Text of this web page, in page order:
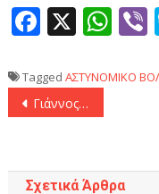
X
Tagged ΑΣΤΥΝΟΜΙΚΟ
Πλοήγηση
Γιάννος Γραμματίδης, τ. πρόεδρος ΟΣΕ: Τα 12 βήματα του «Οδικού Χάρτη» για την ολική ανάταξη του ελληνικού σιδηρόδρομου
Σχετικά Άρθρα